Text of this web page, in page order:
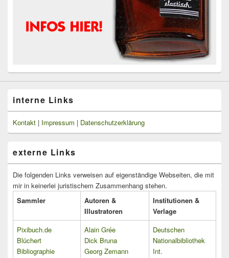
interne Links
Kontakt | Impressum | Datenschutzerklärung
externe Links
Die folgenden Links verweisen auf eigenständige Webseiten, die mit
mir in keinerlei juristischem Zusammenhang stehen.
Sammler
Autoren &
Illustratoren
Institutionen &
Verlage
Pixibuch.de
Blüchert
Bibliographie
Alain Grée
Dick Bruna
Georg Zemann
Deutschen
Nationalbibliothek
Int.